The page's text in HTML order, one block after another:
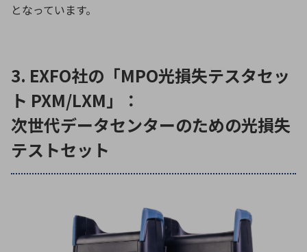
となっています。
3. EXFO社の「MPO光損失テスタセッ
ト PXM/LXM」：
次世代データセンターのための光損失
テストセット